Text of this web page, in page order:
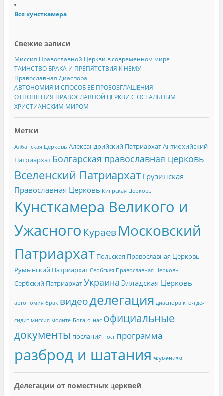
Вся кунсткамера
Свежие записи
Миссия Православной Церкви в современном мире
ТАИНСТВО БРАКА И ПРЕПЯТСТВИЯ К НЕМУ
Православная Диаспора
АВТОНОМИЯ И СПОСОБ ЕЁ ПРОВОЗГЛАШЕНИЯ
ОТНОШЕНИЯ ПРАВОСЛАВНОЙ ЦЕРКВИ С ОСТАЛЬНЫМ
ХРИСТИАНСКИМ МИРОМ
Метки
Албанская Церковь Александрийский ПатриархатАнтиохийский
Патриархат Болгарская православная церковь
Вселенский Патриархат Грузинская
Православная Церковь Кипрская Церковь
Кунсткамера Великого и
Ужасного Кураев Московский
Патриархат Польская Православная Церковь
Румынский Патриархат Сербская Православная Церковь
Сербский ПатриархатУкраина Элладская Церковь
автономия брак видеоделегация диаспора кто-где-
сидит миссия молите-Бога-о-нас официальные
документы послания пост программа
разброд и шатания экуменизм
Делегации от поместных церквей